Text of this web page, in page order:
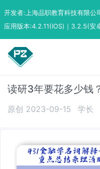
开发者:上海品职教育科技有限公
应用版本:4.2.11(IOS)｜3.2.5(安
读研3年要花多少钱
原创 2023-09-15 学长